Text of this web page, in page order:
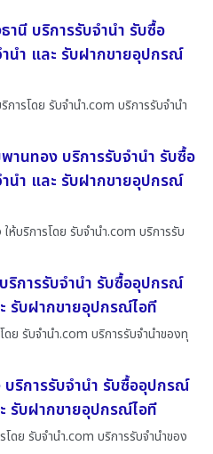
านี บริการรับจำนำ รับซื้อ
นำ และ รับฝากขายอุปกรณ์
ารโดย รับจํานํา.com บริการรับจำนำ
านทอง บริการรับจำนำ รับซื้อ
นำ และ รับฝากขายอุปกรณ์
ห้บริการโดย รับจํานํา.com บริการรับ
ริการรับจำนำ รับซื้ออุปกรณ์
รับฝากขายอุปกรณ์ไอที
ย รับจํานํา.com บริการรับจำนำของทุ
ริการรับจำนำ รับซื้ออุปกรณ์
รับฝากขายอุปกรณ์ไอที
ดย รับจํานํา.com บริการรับจำนำของ